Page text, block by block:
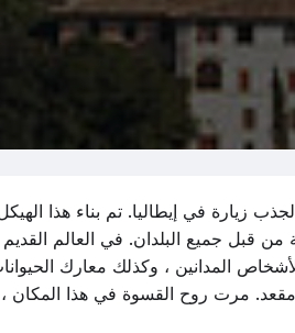
زيارة في إيطاليا. تم بناء هذا
من قبل جميع البلدان. في العالم
مختلفا ويحتوي على 50000 مقعد. مرت روح القسوة في